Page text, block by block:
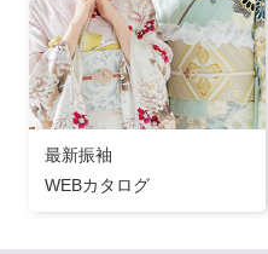
最新振袖
WEBカタログ